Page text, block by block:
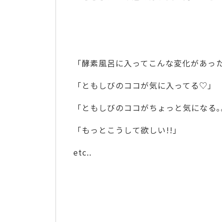
「酵素風呂に入ってこんな変化があっ
「ともしびのココが気に入ってる♡」
「ともしびのココがちょっと気になる｡
「もっとこうして欲しい!!」
etc..